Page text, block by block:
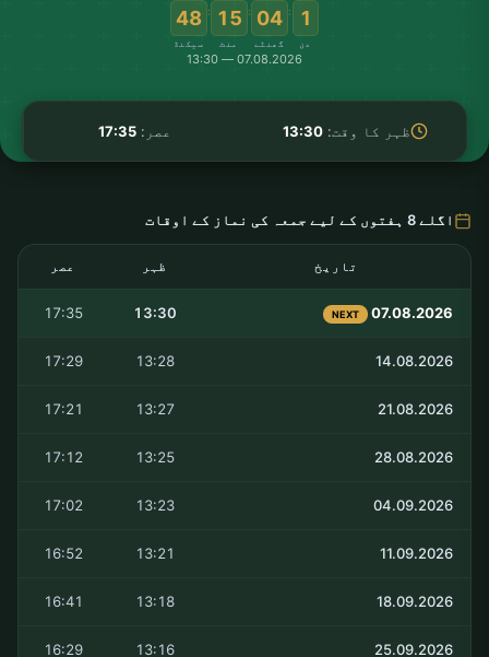
1
دن
:
04
گھنٹے
:
15
منٹ
:
48
سیکنڈ
07.08.2026 — 13:30
ظہر کا وقت: 13:30 عصر:17:35
اگلے 8 ہفتوں کے لیے جمعہ کی نماز کے اوقات
تاریخ ظہر عصر
07.08.2026
NEXT
13:30
17:35
14.08.2026
13:28
17:29
21.08.2026
13:27
17:21
28.08.2026
13:25
17:12
04.09.2026
13:23
17:02
11.09.2026
13:21
16:52
18.09.2026
13:18
16:41
25.09.2026
13:16
16:29